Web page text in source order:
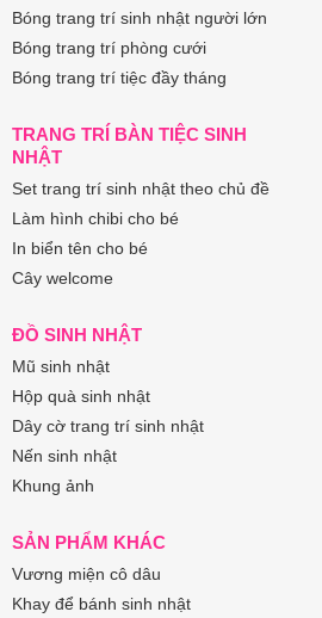
Bóng trang trí sinh nhật người lớn
Bóng trang trí phòng cưới
Bóng trang trí tiệc đầy tháng
TRANG TRÍ BÀN TIỆC SINH
NHẬT
Set trang trí sinh nhật theo chủ đề
Làm hình chibi cho bé
In biển tên cho bé
Cây welcome
ĐỒ SINH NHẬT
Mũ sinh nhật
Hộp quà sinh nhật
Dây cờ trang trí sinh nhật
Nến sinh nhật
Khung ảnh
SẢN PHẨM KHÁC
Vương miện cô dâu
Khay để bánh sinh nhật